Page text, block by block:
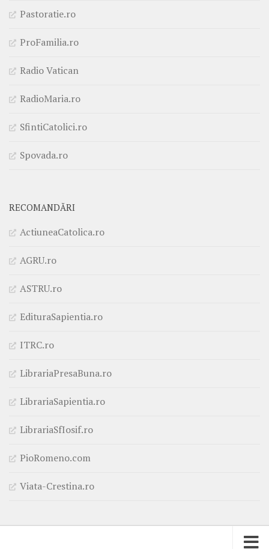
Pastoratie.ro
ProFamilia.ro
Radio Vatican
RadioMaria.ro
SfintiCatolici.ro
Spovada.ro
RECOMANDĂRI
ActiuneaCatolica.ro
AGRU.ro
ASTRU.ro
EdituraSapientia.ro
ITRC.ro
LibrariaPresaBuna.ro
LibrariaSapientia.ro
LibrariaSfIosif.ro
PioRomeno.com
Viata-Crestina.ro